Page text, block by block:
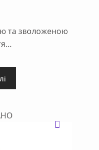
та зволоженою